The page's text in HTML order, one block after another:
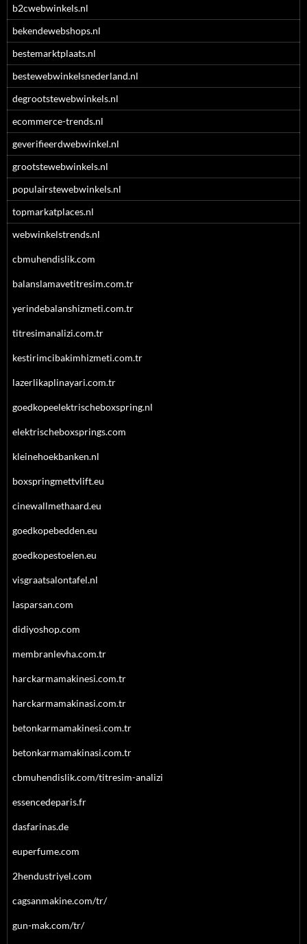
b2cwebwinkels.nl
bekendewebshops.nl
bestemarktplaats.nl
bestewebwinkelsnederland.nl
degrootstewebwinkels.nl
ecommerce-trends.nl
geverifieerdwebwinkel.nl
grootstewebwinkels.nl
populairstewebwinkels.nl
topmarkatplaces.nl
webwinkelstrends.nl
cbmuhendislik.com
balanslamavetitresim.com.tr
yerindebalanshizmeti.com.tr
titresimanalizi.com.tr
kestirimcibakimhizmeti.com.tr
lazerlikaplinayari.com.tr
goedkopeelektrischeboxspring.nl
elektrischeboxsprings.com
kleinehoekbanken.nl
boxspringmettvlift.eu
cinewallmethaard.eu
goedkopebedden.eu
goedkopestoelen.eu
visgraatsalontafel.nl
lasparsan.com
didiyoshop.com
membranlevha.com.tr
harckarmamakinesi.com.tr
harckarmamakinasi.com.tr
betonkarmamakinesi.com.tr
betonkarmamakinasi.com.tr
cbmuhendislik.com/titresim-analizi
essencedeparis.fr
dasfarinas.de
euperfume.com
2hendustriyel.com
cagsanmakine.com/tr/
gun-mak.com/tr/